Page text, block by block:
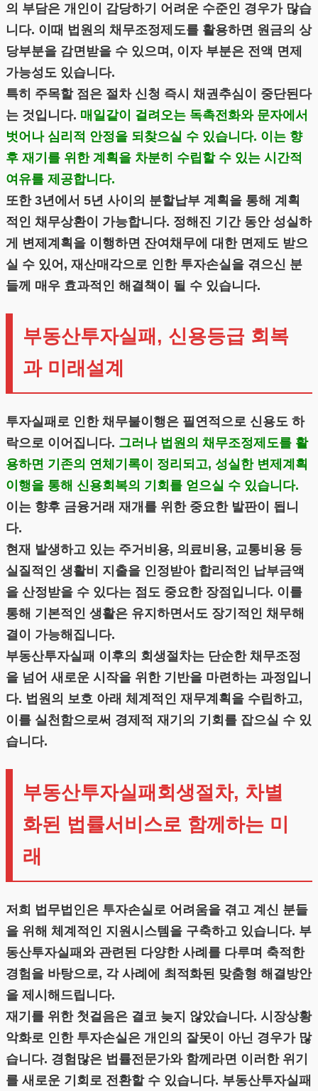
의 부담은 개인이 감당하기 어려운 수준인 경우가 많습
니다. 이때 법원의 채무조정제도를 활용하면 원금의 상
당부분을 감면받을 수 있으며, 이자 부분은 전액 면제
가능성도 있습니다.
특히 주목할 점은 절차 신청 즉시 채권추심이 중단된다
는 것입니다. 매일같이 걸려오는 독촉전화와 문자에서
벗어나 심리적 안정을 되찾으실 수 있습니다. 이는 향
후 재기를 위한 계획을 차분히 수립할 수 있는 시간적
여유를 제공합니다.
또한 3년에서 5년 사이의 분할납부 계획을 통해 계획
적인 채무상환이 가능합니다. 정해진 기간 동안 성실하
게 변제계획을 이행하면 잔여채무에 대한 면제도 받으
실 수 있어, 재산매각으로 인한 투자손실을 겪으신 분
들께 매우 효과적인 해결책이 될 수 있습니다.
부동산투자실패, 신용등급 회복
과 미래설계
투자실패로 인한 채무불이행은 필연적으로 신용도 하
락으로 이어집니다. 그러나 법원의 채무조정제도를 활
용하면 기존의 연체기록이 정리되고, 성실한 변제계획
이행을 통해 신용회복의 기회를 얻으실 수 있습니다.
이는 향후 금융거래 재개를 위한 중요한 발판이 됩니
다.
현재 발생하고 있는 주거비용, 의료비용, 교통비용 등
실질적인 생활비 지출을 인정받아 합리적인 납부금액
을 산정받을 수 있다는 점도 중요한 장점입니다. 이를
통해 기본적인 생활은 유지하면서도 장기적인 채무해
결이 가능해집니다.
부동산투자실패 이후의 회생절차는 단순한 채무조정
을 넘어 새로운 시작을 위한 기반을 마련하는 과정입니
다. 법원의 보호 아래 체계적인 재무계획을 수립하고,
이를 실천함으로써 경제적 재기의 기회를 잡으실 수 있
습니다.
부동산투자실패회생절차, 차별
화된 법률서비스로 함께하는 미
래
저희 법무법인은 투자손실로 어려움을 겪고 계신 분들
을 위해 체계적인 지원시스템을 구축하고 있습니다. 부
동산투자실패와 관련된 다양한 사례를 다루며 축적한
경험을 바탕으로, 각 사례에 최적화된 맞춤형 해결방안
을 제시해드립니다.
재기를 위한 첫걸음은 결코 늦지 않았습니다. 시장상황
악화로 인한 투자손실은 개인의 잘못이 아닌 경우가 많
습니다. 경험많은 법률전문가와 함께라면 이러한 위기
를 새로운 기회로 전환할 수 있습니다. 부동산투자실패